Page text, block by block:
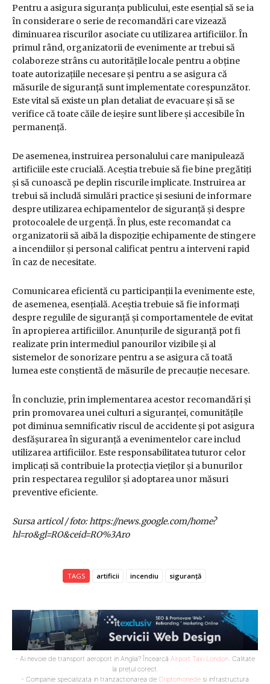
Pentru a asigura siguranța publicului, este esențial să se ia
în considerare o serie de recomandări care vizează
diminuarea riscurilor asociate cu utilizarea artificiilor. În
primul rând, organizatorii de evenimente ar trebui să
colaboreze strâns cu autoritățile locale pentru a obține
toate autorizațiile necesare și pentru a se asigura că
măsurile de siguranță sunt implementate corespunzător.
Este vital să existe un plan detaliat de evacuare și să se
verifice că toate căile de ieșire sunt libere și accesibile în
permanență.
De asemenea, instruirea personalului care manipulează
artificiile este crucială. Aceștia trebuie să fie bine pregătiți
și să cunoască pe deplin riscurile implicate. Instruirea ar
trebui să includă simulări practice și sesiuni de informare
despre utilizarea echipamentelor de siguranță și despre
protocoalele de urgență. În plus, este recomandat ca
organizatorii să aibă la dispoziție echipamente de stingere
a incendiilor și personal calificat pentru a interveni rapid
în caz de necesitate.
Comunicarea eficientă cu participanții la evenimente este,
de asemenea, esențială. Aceștia trebuie să fie informați
despre regulile de siguranță și comportamentele de evitat
în apropierea artificiilor. Anunțurile de siguranță pot fi
realizate prin intermediul panourilor vizibile și al
sistemelor de sonorizare pentru a se asigura că toată
lumea este conștientă de măsurile de precauție necesare.
În concluzie, prin implementarea acestor recomandări și
prin promovarea unei culturi a siguranței, comunitățile
pot diminua semnificativ riscul de accidente și pot asigura
desfășurarea în siguranță a evenimentelor care includ
utilizarea artificiilor. Este responsabilitatea tuturor celor
implicați să contribuie la protecția vieților și a bunurilor
prin respectarea regulilor și adoptarea unor măsuri
preventive eficiente.
Sursa articol / foto: https://news.google.com/home?
hl=ro&gl=RO&ceid=RO%3Aro
TAGS artificii incendiu siguranță
- Ai nevoie de transport aeroport in Anglia? Încearcă Airport Taxi London. Calitate
la prețul corect.
- Companie specializata in tranzactionarea de Criptomonede si infrastructura